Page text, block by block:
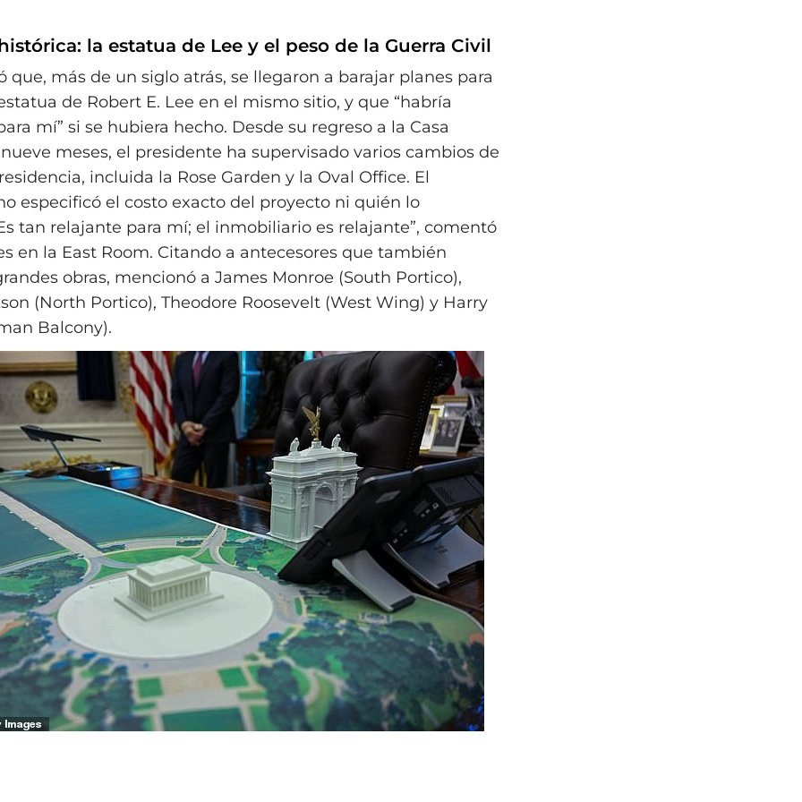
la estatua de Lee y el peso de la Guerra Civil
que, más de un siglo atrás, se llegaron a barajar planes para
de Robert E. Lee en el mismo sitio, y que “habría
mí” si se hubiera hecho. Desde su regreso a la Casa
meses, el presidente ha supervisado varios cambios de
incluida la Rose Garden y la Oval Office. El
especificó el costo exacto del proyecto ni quién lo
tan relajante para mí; el inmobiliario es relajante”, comentó
en la East Room. Citando a antecesores que también
obras, mencionó a James Monroe (South Portico),
(North Portico), Theodore Roosevelt (West Wing) y Harry
Balcony).